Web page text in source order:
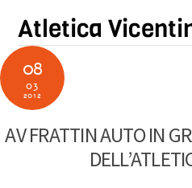
content
Atletica
08
03
2012
AV FRATTIN AUTO IN